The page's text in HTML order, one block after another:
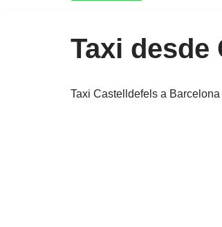
Taxi desde
Taxi Castelldefels a